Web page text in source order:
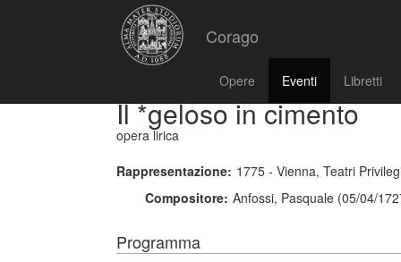
Corago
Opere Eventi Libretti
Il *geloso in cimento
opera lirica
Rappresentazione: 1775 - Vienna, Teatri
Compositore: Anfossi, Pasquale (05/04/
Programma